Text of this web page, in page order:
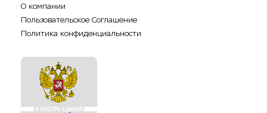
О компании
Пользовательское Соглашение
Политика конфиденциальности